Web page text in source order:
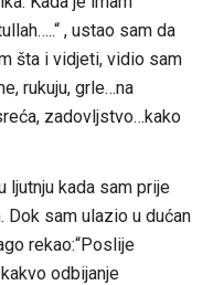
, ustao sam da
šta i vidjeti, vidio sam
rukuju, grle…na
zadovljstvo…kako
ljutnju kada sam prije
Dok sam ulazio u dućan
rekao:“Poslije
odbijanje